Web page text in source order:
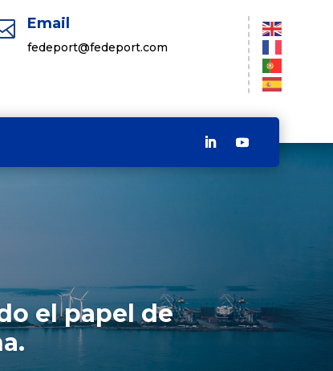
Email
fedeport@fedeport.com
el papel de